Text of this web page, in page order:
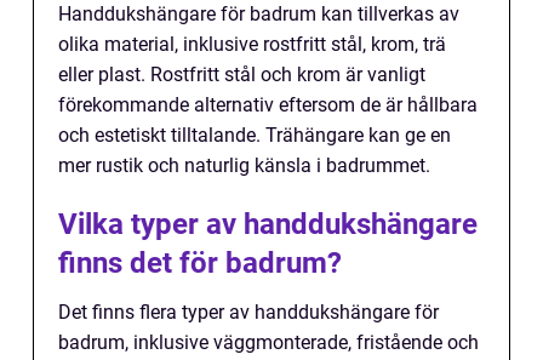
Handdukshängare för badrum kan tillverkas av
olika material, inklusive rostfritt stål, krom, trä
eller plast. Rostfritt stål och krom är vanligt
förekommande alternativ eftersom de är hållbara
och estetiskt tilltalande. Trähängare kan ge en
mer rustik och naturlig känsla i badrummet.
Vilka typer av handdukshängare
finns det för badrum?
Det finns flera typer av handdukshängare för
badrum, inklusive väggmonterade, fristående och